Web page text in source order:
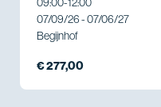
07/09/26 - 07/06/27
Begijnhof
€ 277,00